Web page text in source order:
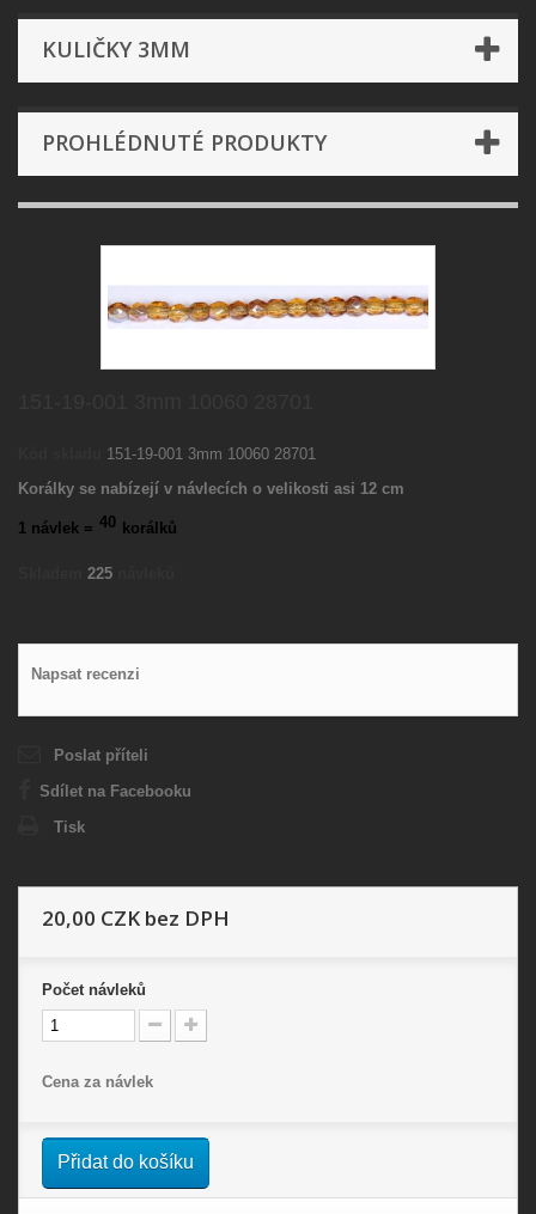
KULIČKY 3MM
PROHLÉDNUTÉ PRODUKTY
151-19-001 3mm 10060 28701
Korálky se nabízejí v návlecích o velikosti asi 12 cm
1 návlek = 40 korálků
225
Napsat recenzi
Poslat příteli
Sdílet na Facebooku
Tisk
20,00 CZK bez DPH
Počet návleků
Cena za návlek
Přidat do košíku